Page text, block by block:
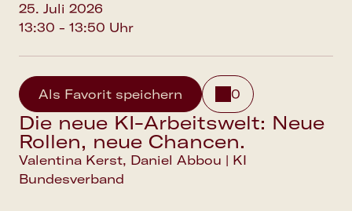
25. Juli 2026
13:30 - 13:50 Uhr
Als Favorit speichern 0
Die neue KI-Arbeitswelt: Neue
Rollen, neue Chancen.
Valentina Kerst, Daniel Abbou | KI
Bundesverband